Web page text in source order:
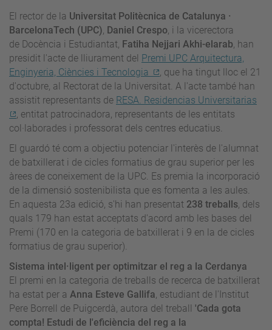
El rector de la Universitat Politècnica de Catalunya ·
BarcelonaTech (UPC), Daniel Crespo, i la vicerectora
de Docència i Estudiantat, Fatiha Nejjari Akhi-elarab, han
presidit l'acte de lliurament del Premi UPC Arquitectura,
Enginyeria, Ciències i Tecnologia
, que ha tingut lloc el 21
d'octubre, al Rectorat de la Universitat. A l'acte també han
assistit representants de RESA. Residencias Universitarias
, entitat patrocinadora, representants de les entitats
col·laborades i professorat dels centres educatius.
El guardó té com a objectiu potenciar l'interès de l'alumnat
de batxillerat i de cicles formatius de grau superior per les
àrees de coneixement de la UPC. Es premia la incorporació
de la dimensió sostenibilista que es fomenta a les aules.
En aquesta 23a edició, s'hi han presentat 238 treballs, dels
quals 179 han estat acceptats d'acord amb les bases del
Premi (170 en la categoria de batxillerat i 9 en la de cicles
formatius de grau superior).
Sistema intel·ligent per optimitzar el reg a la Cerdanya
El premi en la categoria de treballs de recerca de batxillerat
ha estat per a Anna Esteve Gallifa, estudiant de l'Institut
Pere Borrell de Puigcerdà, autora del treball 'Cada gota
compta! Estudi de l'eficiència del reg a la